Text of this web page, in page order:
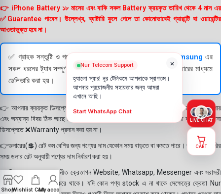
👉 iPhone Battery ১৮ মাসের এবং বাকি সকল Battery ক্রয়কৃত তারিখ থেকে 4 মাস এর
✅Guarantee পাবেন। উল্লেখ্য, ব্যাটারি ফুলে গেলে তা কোনোভাবেই গ্যারান্টি বা ওয়ারেন্টির
আওতাভুক্ত হবে না।
✅ গ্রাহক সন্তুষ্টি ও পণ্যের স্বচ্ছতা নিশ্চিত করতে Samsung এর
সকল ধরনের ট্যাব সম্পূর্ণরূপে যাচাই (Check) করার পরই বিক্রি ও কুরিয়ারের মাধ্যমে
ডেলিভারি করা হয়।
👉 আপনার ক্রয়কৃত ডিসপ্লে স্থায়ী ভাবে লাগানোর আগে মোবাইলে লাগিয়ে চেক করে নিবেন কালার
এবং অন্যান্য বিষয় ঠিক আছে কিনা। শতভাগ নিশ্চিত হয়ে পলি তুলবেন। পলি তোলা বা আঠা লাগানো
ডিসপ্লেতে ❌Warranty প্রদান করা হয় না।
👉ডলারের(💲) রেট কম বেশির জন্য পণ্যের দাম যেকোন সময় বাড়তে বা কমতে পারে। পণ্য ডেলিভারির
সময় ডলার রেট অনুযায়ী পণ্যের দাম নির্ধারণ করা হয়।
👉বিঃ দ্রঃ- আমাদের সম্মানীত ক্রেতাগন Website, Whatsapp, Messenger এবং সরাসরী
ফোন করে পণ্য Order করে থাকে। যদি কোন পণ্য stock এ না থাকে সেক্ষেত্রে ক্রেতা Nur
ShopWishlist CartMy account
×
Nur Telecom Support
হ্যালো স্যার! নূর টেলিকমে আপনাকে স্বাগতম।
আপনার প্রয়োজনীয় সহায়তার জন্য আমরা
এখানে আছি।
Start WhatsApp Chat
LIVE CHAT
CART